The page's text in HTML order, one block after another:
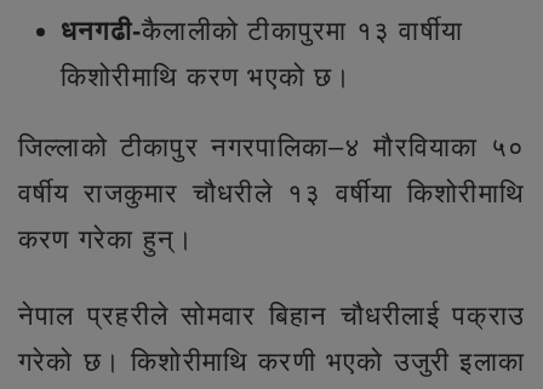
धनगढी-कैलालीको टीकापुरमा १३ वार्षीया
किशोरीमाथि करण भएको छ।
जिल्लाको टीकापुर नगरपालिका–४ मौरवियाका ५०
वर्षीय राजकुमार चौधरीले १३ वर्षीया किशोरीमाथि
करण गरेका हुन्।
नेपाल प्रहरीले सोमवार बिहान चौधरीलाई पक्राउ
गरेको छ। किशोरीमाथि करणी भएको उजुरी इलाका